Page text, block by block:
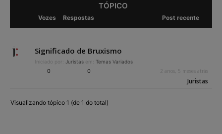
TÓPICO
Vozes Respostas Post recente
Significado de Bruxismo
Iniciado por: Juristas em: Temas Variados
0 0 2 anos, 5 meses atrás
Juristas
Visualizando tópico 1 (de 1 do total)